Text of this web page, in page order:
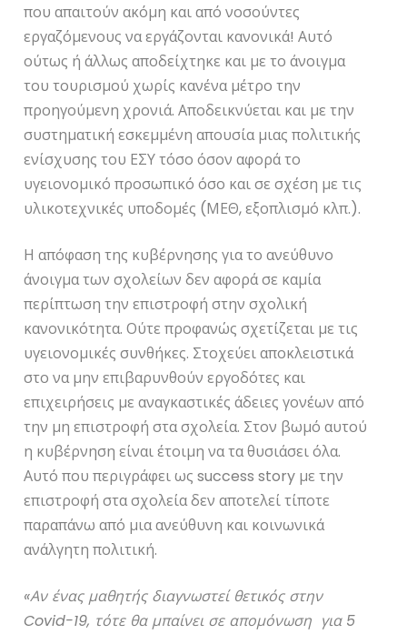
που απαιτούν ακόμη και από νοσούντες
εργαζόμενους να εργάζονται κανονικά! Αυτό
ούτως ή άλλως αποδείχτηκε και με το άνοιγμα
του τουρισμού χωρίς κανένα μέτρο την
προηγούμενη χρονιά. Αποδεικνύεται και με την
συστηματική εσκεμμένη απουσία μιας πολιτικής
ενίσχυσης του ΕΣΥ τόσο όσον αφορά το
υγειονομικό προσωπικό όσο και σε σχέση με τις
υλικοτεχνικές υποδομές (ΜΕΘ, εξοπλισμό κλπ.).
Η απόφαση της κυβέρνησης για το ανεύθυνο
άνοιγμα των σχολείων δεν αφορά σε καμία
περίπτωση την επιστροφή στην σχολική
κανονικότητα. Ούτε προφανώς σχετίζεται με τις
υγειονομικές συνθήκες. Στοχεύει αποκλειστικά
στο να μην επιβαρυνθούν εργοδότες και
επιχειρήσεις με αναγκαστικές άδειες γονέων από
την μη επιστροφή στα σχολεία. Στον βωμό αυτού
η κυβέρνηση είναι έτοιμη να τα θυσιάσει όλα.
Αυτό που περιγράφει ως success story με την
επιστροφή στα σχολεία δεν αποτελεί τίποτε
παραπάνω από μια ανεύθυνη και κοινωνικά
ανάλγητη πολιτική.
«Αν ένας μαθητής διαγνωστεί θετικός στην
Covid-19, τότε θα μπαίνει σε απομόνωση για 5